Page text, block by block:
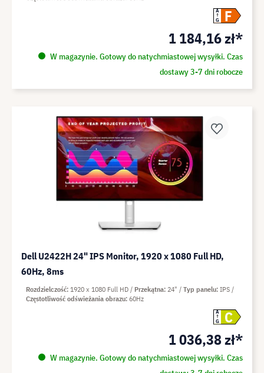
A
G
F
1 184,16 zł*
W magazynie. Gotowy do natychmiastowej wysyłki. Czas
dostawy 3-7 dni robocze
Dell U2422H 24" IPS Monitor, 1920 x 1080 Full HD,
60Hz, 8ms
A
G
C
1 036,38 zł*
W magazynie. Gotowy do natychmiastowej wysyłki. Czas
Rozdzielczość 1920 x 1080 Full HD Przekątna 24" Typ panelu IPS
Częstotliwość odświeżania obrazu 60Hz